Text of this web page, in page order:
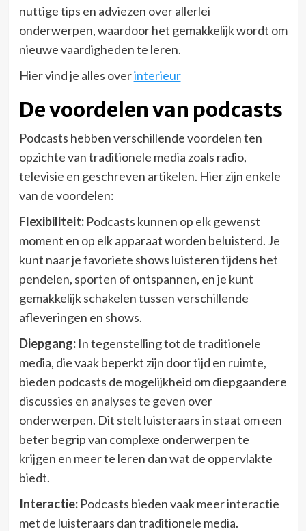
nuttige tips en adviezen over allerlei
onderwerpen, waardoor het gemakkelijk wordt om
nieuwe vaardigheden te leren.
Hier vind je alles overinterieur
De voordelen van podcasts
Podcasts hebben verschillende voordelen ten
opzichte van traditionele media zoals radio,
televisie en geschreven artikelen. Hier zijn enkele
van de voordelen:
Flexibiliteit:Podcasts kunnen op elk gewenst
moment en op elk apparaat worden beluisterd. Je
kunt naar je favoriete shows luisteren tijdens het
pendelen, sporten of ontspannen, en je kunt
gemakkelijk schakelen tussen verschillende
afleveringen en shows.
Diepgang:In tegenstelling tot de traditionele
media, die vaak beperkt zijn door tijd en ruimte,
bieden podcasts de mogelijkheid om diepgaandere
discussies en analyses te geven over
onderwerpen. Dit stelt luisteraars in staat om een
beter begrip van complexe onderwerpen te
krijgen en meer te leren dan wat de oppervlakte
biedt.
Interactie:Podcasts bieden vaak meer interactie
met de luisteraars dan traditionele media.